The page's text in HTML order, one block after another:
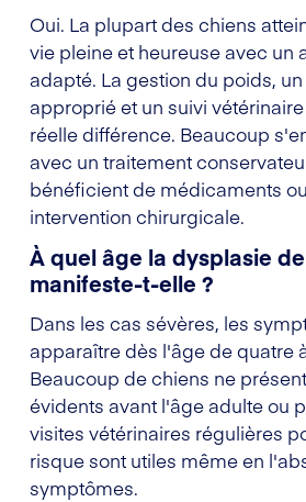
Oui. La plupart des chiens
vie pleine et heureuse avec
adapté. La gestion du poids,
approprié et un suivi
réelle différence. Beaucoup
avec un traitement
bénéficient de médicaments
intervention chirurgicale.
À quel âge la dysplasie
manifeste-t-elle ?
Dans les cas sévères, les
apparaître dès l'âge de quatre
Beaucoup de chiens ne
évidents avant l'âge adulte ou
visites vétérinaires régulières
risque sont utiles même en
symptômes.